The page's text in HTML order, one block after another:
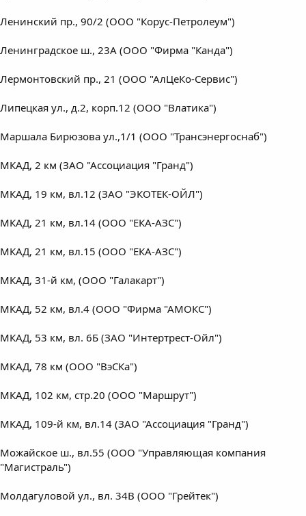
Ленинский пр., 90/2 (ООО "Корус-Петролеум")
Ленинградское ш., 23А (ООО "Фирма "Канда")
Лермонтовский пр., 21 (ООО "АлЦеКо-Сервис")
Липецкая ул., д.2, корп.12 (ООО "Влатика")
Маршала Бирюзова ул.,1/1 (ООО "Трансэнергоснаб")
МКАД, 2 км (ЗАО "Ассоциация "Гранд")
МКАД, 19 км, вл.12 (ЗАО "ЭКОТЕК-ОЙЛ")
МКАД, 21 км, вл.14 (ООО "ЕКА-АЗС")
МКАД, 21 км, вл.15 (ООО "ЕКА-АЗС")
МКАД, 31-й км, (ООО "Галакарт")
МКАД, 52 км, вл.4 (ООО "Фирма "АМОКС")
МКАД, 53 км, вл. 6Б (ЗАО "Интертрест-Ойл")
МКАД, 78 км (ООО "ВэСКа")
МКАД, 102 км, стр.20 (ООО "Маршрут")
МКАД, 109-й км, вл.14 (ЗАО "Ассоциация "Гранд")
Можайское ш., вл.55 (ООО "Управляющая компания
"Магистраль")
Молдагуловой ул., вл. 34В (ООО "Грейтек")